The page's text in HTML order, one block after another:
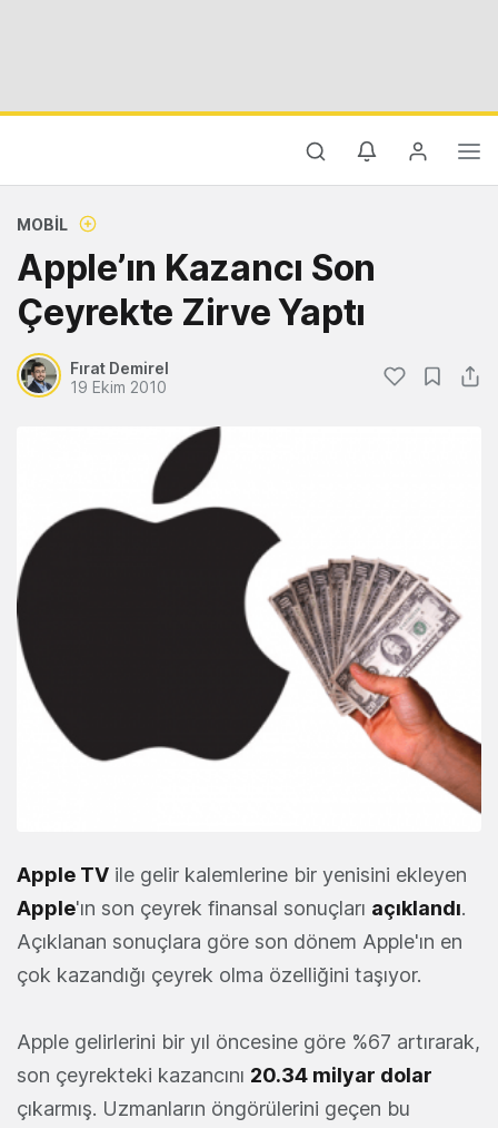
MOBIL
Apple’ın Kazancı Son
Çeyrekte Zirve Yaptı
Fırat Demirel
19 Ekim 2010
Apple TV ile gelir kalemlerine bir yenisini ekleyen
Apple'ın son çeyrek finansal sonuçları açıklandı.
Açıklanan sonuçlara göre son dönem Apple'ın en
çok kazandığı çeyrek olma özelliğini taşıyor.
Apple gelirlerini bir yıl öncesine göre %67 artırarak,
son çeyrekteki kazancını 20.34 milyar dolar
çıkarmış. Uzmanların öngörülerini geçen bu